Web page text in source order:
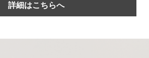
詳細はこちらへ